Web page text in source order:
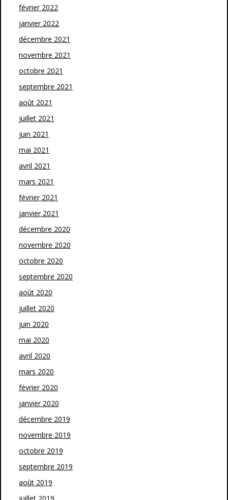
février 2022
janvier 2022
décembre 2021
novembre 2021
octobre 2021
septembre 2021
août 2021
juillet 2021
juin 2021
mai 2021
avril 2021
mars 2021
février 2021
janvier 2021
décembre 2020
novembre 2020
octobre 2020
septembre 2020
août 2020
juillet 2020
juin 2020
mai 2020
avril 2020
mars 2020
février 2020
janvier 2020
décembre 2019
novembre 2019
octobre 2019
septembre 2019
août 2019